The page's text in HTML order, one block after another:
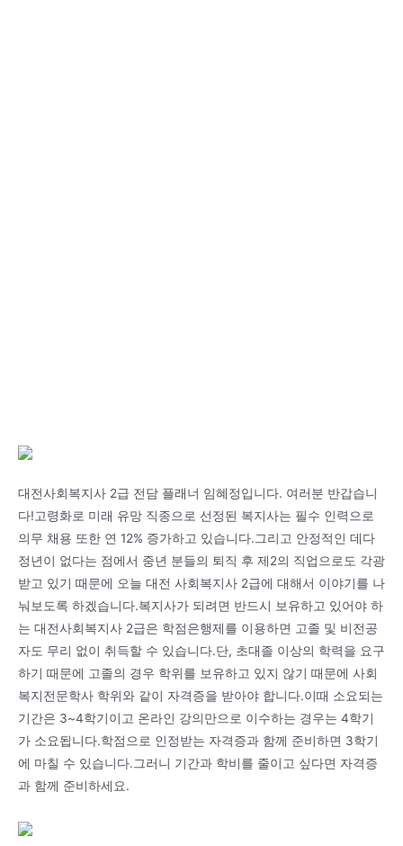
대전사회복지사 2급 전담 플래너 임혜정입니다. 여러분 반갑습니
다!고령화로 미래 유망 직종으로 선정된 복지사는 필수 인력으로
의무 채용 또한 연 12% 증가하고 있습니다.그리고 안정적인 데다
정년이 없다는 점에서 중년 분들의 퇴직 후 제2의 직업으로도 각광
받고 있기 때문에 오늘 대전 사회복지사 2급에 대해서 이야기를 나
눠보도록 하겠습니다.복지사가 되려면 반드시 보유하고 있어야 하
는 대전사회복지사 2급은 학점은행제를 이용하면 고졸 및 비전공
자도 무리 없이 취득할 수 있습니다.단, 초대졸 이상의 학력을 요구
하기 때문에 고졸의 경우 학위를 보유하고 있지 않기 때문에 사회
복지전문학사 학위와 같이 자격증을 받아야 합니다.이때 소요되는
기간은 3~4학기이고 온라인 강의만으로 이수하는 경우는 4학기
가 소요됩니다.학점으로 인정받는 자격증과 함께 준비하면 3학기
에 마칠 수 있습니다.그러니 기간과 학비를 줄이고 싶다면 자격증
과 함께 준비하세요.